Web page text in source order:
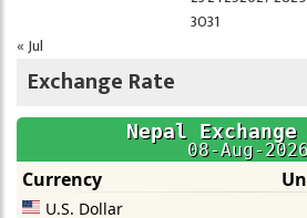
3031
« Jul
Exchange Rate